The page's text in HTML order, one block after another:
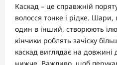
Каскад – це справжній
волосся тонке і рідке.
один в інший, створюють
кінчики роблять зачіску
каскад виглядає на довжині